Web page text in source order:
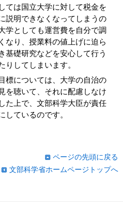
ては国立大学に対して税金を
説明できなくなってしまうの
学としても運営費を自分で調
なり、授業料の値上げに迫ら
基礎研究などを安心して行う
りしてしまいます。
標については、大学の自治の
を聴いて、それに配慮しなけ
た上で、文部科学大臣が責任
しているのです。
ページの先頭に戻る
文部科学省ホームページトップへ